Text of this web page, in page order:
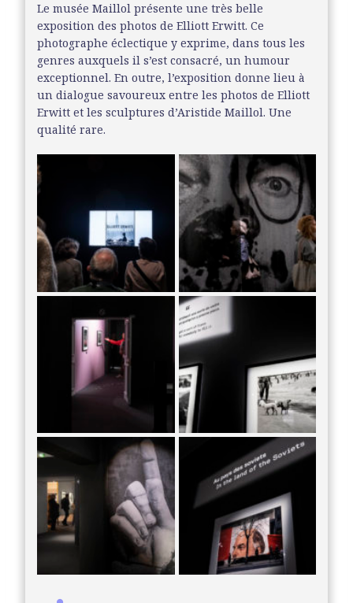
Le musée Maillol présente une très belle
exposition des photos de Elliott Erwitt. Ce
photographe éclectique y exprime, dans tous les
genres auxquels il s’est consacré, un humour
exceptionnel. En outre, l’exposition donne lieu à
un dialogue savoureux entre les photos de Elliott
Erwitt et les sculptures d’Aristide Maillol. Une
qualité rare.